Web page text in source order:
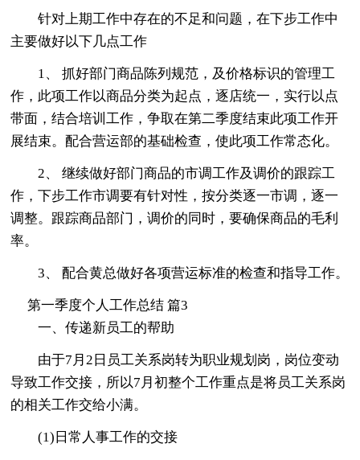
针对上期工作中存在的不足和问题，在下步工作中
主要做好以下几点工作
1、 抓好部门商品陈列规范，及价格标识的管理工
作，此项工作以商品分类为起点，逐店统一，实行以点
带面，结合培训工作，争取在第二季度结束此项工作开
展结束。配合营运部的基础检查，使此项工作常态化。
2、 继续做好部门商品的市调工作及调价的跟踪工
作，下步工作市调要有针对性，按分类逐一市调，逐一
调整。跟踪商品部门，调价的同时，要确保商品的毛利
率。
3、 配合黄总做好各项营运标准的检查和指导工作。
第一季度个人工作总结 篇3
一、传递新员工的帮助
由于7月2日员工关系岗转为职业规划岗，岗位变动
导致工作交接，所以7月初整个工作重点是将员工关系岗
的相关工作交给小满。
(1)日常人事工作的交接